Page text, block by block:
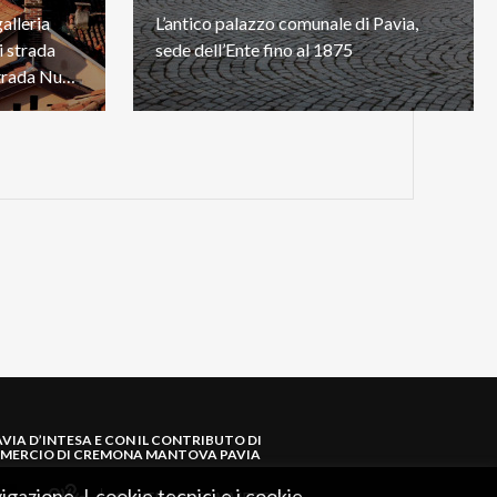
strada
pedonale coperta, collega Strada Nuova a piazza del Lino.
L’anticopalazzocomunalediPavia,
sededell’Entefinoal1875
D’INTESA E CON IL CONTRIBUTO DI
DI CREMONA MANTOVA PAVIA